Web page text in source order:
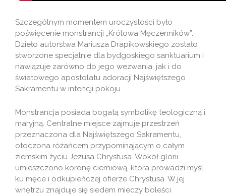
Szczególnym momentem uroczystości było
poświęcenie monstrancji „Królowa Męczenników”.
Dzieło autorstwa Mariusza Drapikowskiego zostało
stworzone specjalnie dla bydgoskiego sanktuarium i
nawiązuje zarówno do jego wezwania, jak i do
światowego apostolatu adoracji Najświętszego
Sakramentu w intencji pokoju.
Monstrancja posiada bogatą symbolikę teologiczną i
maryjną. Centralne miejsce zajmuje przestrzeń
przeznaczona dla Najświętszego Sakramentu,
otoczona różańcem przypominającym o całym
ziemskim życiu Jezusa Chrystusa. Wokół glorii
umieszczono koronę cierniową, która prowadzi myśl
ku męce i odkupieńczej ofierze Chrystusa. W jej
wnętrzu znajduje się siedem mieczy boleści